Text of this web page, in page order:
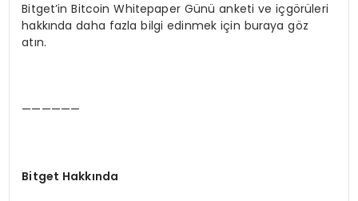
Bitget’in Bitcoin Whitepaper Günü anketi ve içgörüleri
hakkında daha fazla bilgi edinmek için buraya göz
atın.
——————
Bitget Hakkında